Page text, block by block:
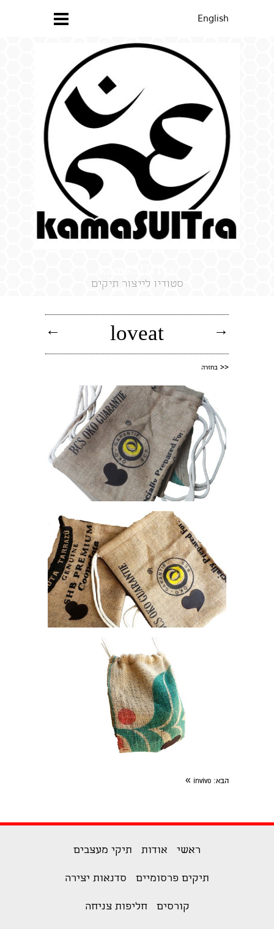
English
סטודיו לייצור תיקים
loveat
← →
<< בחזרה
הבא: invivo
»
ראשי אודות תיקי מעצבים
תיקים פרסומיים סדנאות יצירה
קורסים חליפות צניחה